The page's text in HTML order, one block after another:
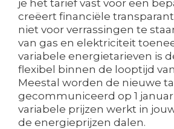
je het tarief vast voor een
creëert financiële
niet voor verrassingen te
van gas en elektriciteit
variabele energietarieven is
flexibel binnen de looptijd
Meestal worden de nieuwe
gecommuniceerd op 1 januari
variabele prijzen werkt in
de energieprijzen dalen.